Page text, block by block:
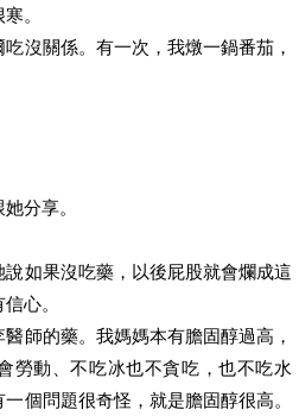
。
沒關係。有一次，我燉一鍋番茄，
分享。
如果沒吃藥，以後屁股就會爛成這
心。
師的藥。我媽媽本有膽固醇過高，
勞動、不吃冰也不貪吃，也不吃水
個問題很奇怪，就是膽固醇很高。